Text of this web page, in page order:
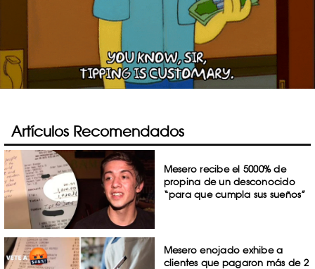
Artículos Recomendados
Mesero recibe el 5000% de
propina de un desconocido
“para que cumpla sus sueños”
Mesero enojado exhibe a
clientes que pagaron más de 2